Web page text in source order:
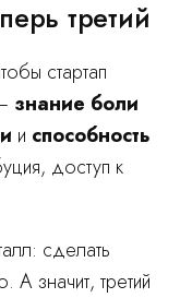
третий
стартап
знание боли
и способность
доступ к
сделать
значит, третий